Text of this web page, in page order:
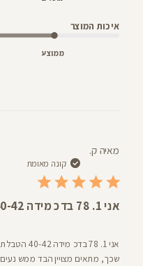
איכות המוצר
ממוצע
מאיה ק.
קונה מאומת
אני 1. 78 בדכ מידה 40-42
שכך, מתאים מצויין הבד ממש